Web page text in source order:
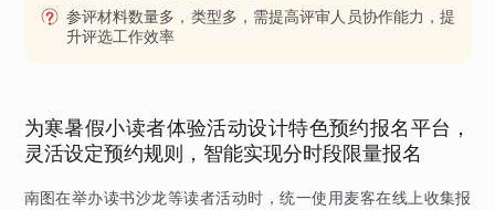
参评材料数量多，类型多，需提高评审人员协作能力，提
升评选工作效率
为寒暑假小读者体验活动设计特色预约报名平台，
灵活设定预约规则，智能实现分时段限量报名
南图在举办读书沙龙等读者活动时，统一使用麦客在线上收集报